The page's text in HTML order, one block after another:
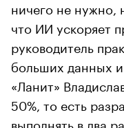
ничего не нужно,
что ИИ ускоряет
руководитель
больших данных и
«Ланит»
50%, то есть
выполнять в два